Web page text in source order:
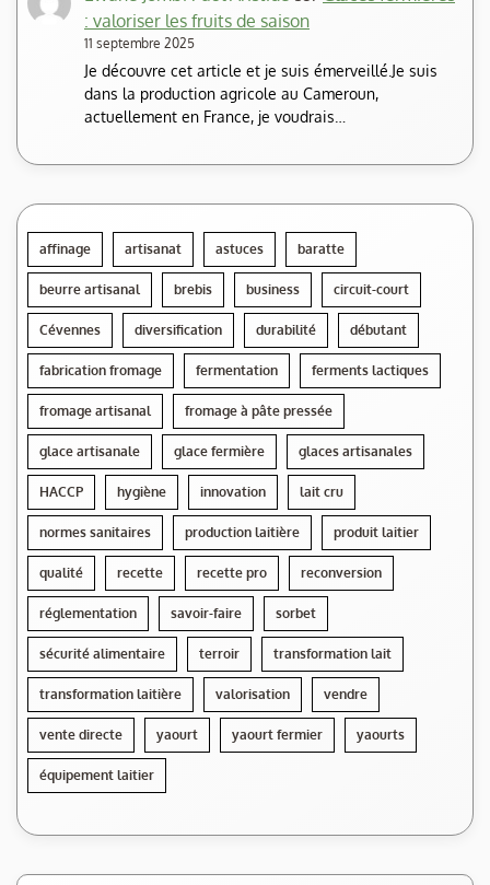
: valoriser les fruits de saison
11 septembre 2025
Je découvre cet article et je suis émerveillé.Je suis
dans la production agricole au Cameroun,
actuellement en France, je voudrais…
affinage artisanat astuces baratte
beurre artisanal brebis business circuit-court
Cévennes diversification durabilité débutant
fabrication fromage fermentation ferments lactiques
fromage artisanal fromage à pâte pressée
glace artisanale glace fermière glaces artisanales
HACCP hygiène innovation lait cru
normes sanitaires production laitière produit laitier
qualité recette recette pro reconversion
réglementation savoir-faire sorbet
sécurité alimentaire terroir transformation lait
transformation laitière valorisation vendre
vente directe yaourt yaourt fermier yaourts
équipement laitier